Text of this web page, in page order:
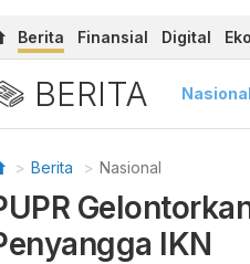
Berita Finansial Digital
BERITA Nasional
Berita Nasional
IKN